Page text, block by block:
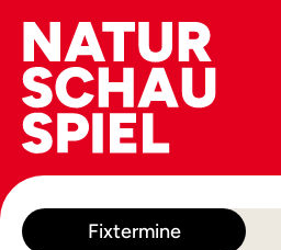
Fixtermine